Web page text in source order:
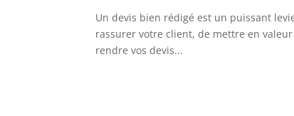
Un devis bien rédigé est un puissant
rassurer votre client, de mettre en
rendre vos devis...